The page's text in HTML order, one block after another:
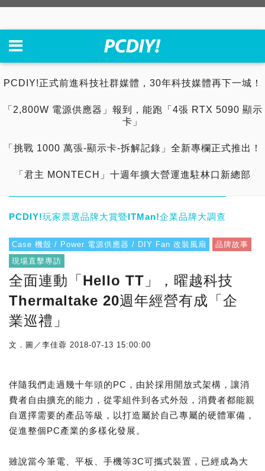
PCDIY!正式前進科技社群媒體，30年科技媒體再下一城！
「2,800W 電源供應器」報到，能跑「4張 RTX 5090 顯示
卡」
「挑戰 1000 萬張-顯示卡-拆解記錄」全新專欄正式推出！
「君主 MONTECH」十週年擴大營運進駐林口新總部
PCDIY!玩家票選品牌大賞暨ITMan!企業品牌大調查
Case 機殼 / Power 電源供應器 / DIY Fan 改裝風扇
品牌故事
現場直擊專訪
全面連動「Hello TT」，曜越科技
Thermaltake 20週年經營有成「企
業巡禮」
文．圖／李佳蓉 2018-07-13 15:00:00
伴隨我們走過幾十年頭的PC，由於採用開放式架構，讓消
費者自由擴充的能力，從零組件到各式外殼，消費者都能親
自選擇需要的產品等級，以打造屬於自己專屬的硬體軍備，
促進整個PC產業的多樣化發展。
雖說當今筆電、平板、手機等3C可攜式裝置，已經成為大